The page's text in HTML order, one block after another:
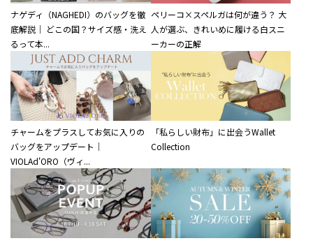
ナゲディ（NAGHEDI）のバッグを徹
底解説｜ どこの国？サイズ感・洗え
るって本...
ペリーコ×スペルガは何が違う？ 大
人が選ぶ、きれいめに履ける白スニ
ーカーの正解
チャームをプラスしてお気に入りの
バッグをアップデート｜
VIOLAd'ORO（ヴィ...
「私らしい財布」に出会うWallet
Collection